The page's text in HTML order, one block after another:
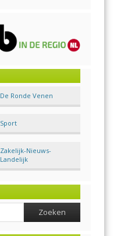
De Ronde Venen
Sport
Zakelijk-Nieuws-
Landelijk